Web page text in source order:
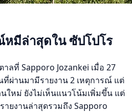
มีล่าสุดใน ซัปโปโร
ลที่ Sapporo Jozankei เมื่อ 27
ที่ผ่านมามีรายงาน 2 เหตุการณ์ แต่
ใหม่ ยังไม่เห็นแนวโน้มเพิ่มขึ้น แต่
ายงานล่าสุดรวมถึง Sapporo